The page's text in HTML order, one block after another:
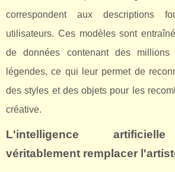
correspondent aux descriptions
utilisateurs. Ces modèles sont
de données contenant des
légendes, ce qui leur permet de
des styles et des objets pour les
créative.
L'intelligence
véritablement remplacer